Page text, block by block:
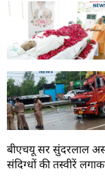
बीएचयू सर सुंदरलाल
संदिग्धों की तस्वीरें